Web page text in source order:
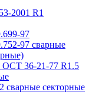
2001 R1
97
97 сварные
ОСТ 36-21-77 R1.5
секторные